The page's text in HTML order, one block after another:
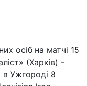
осіб на матчі 15
(Харків) -
в Ужгороді 8